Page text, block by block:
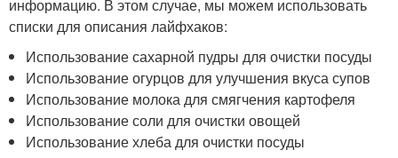
информацию. В этом случае, мы можем использовать
списки для описания лайфхаков:
Использование сахарной пудры для очистки посуды
Использование огурцов для улучшения вкуса супов
Использование молока для смягчения картофеля
Использование соли для очистки овощей
Использование хлеба для очистки посуды